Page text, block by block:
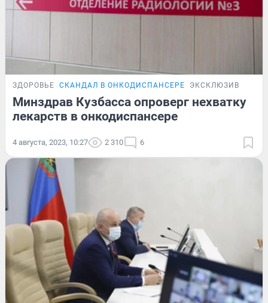
ЗДОРОВЬЕ СКАНДАЛ В ОНКОДИСПАНСЕРЕ ЭКСКЛЮЗИВ
Минздрав Кузбасса опроверг нехватку
лекарств в онкодиспансере
4 августа, 2023, 10:27 2 310 6